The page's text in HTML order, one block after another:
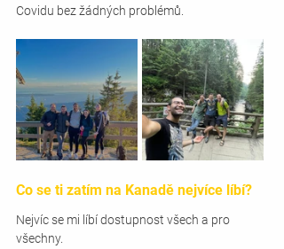
Covidu bez žádných problémů.
Co se ti zatím na Kanadě nejvíce líbí?
Nejvíc se mi líbí dostupnost všech a pro
všechny.